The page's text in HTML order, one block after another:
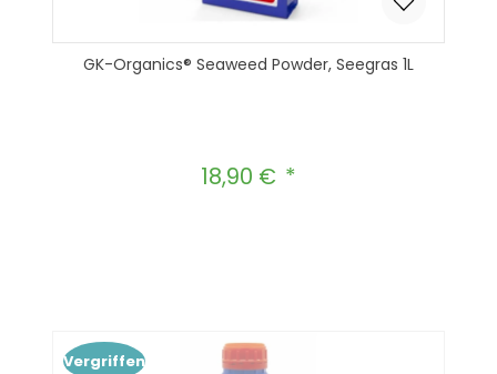
GK-Organics® Seaweed Powder, Seegras 1L
Regulärer Preis:
18,90 €
Vergriffen